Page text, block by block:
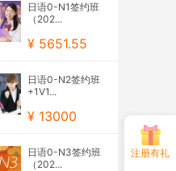
日语0-N1签约班
（202...
¥ 5651.55
日语0-N2签约班
+1V1...
¥ 13000
日语0-N3签约班
（202...
注册有礼